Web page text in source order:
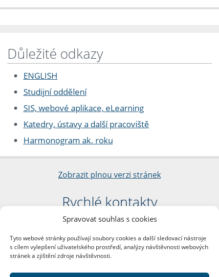
Spravovat souhlas s cookies
Tyto webové stránky používají soubory cookies a další sledovací nástroje
s cílem vylepšení uživatelského prostředí, analýzy návštěvnosti webových
stránek a zjištění zdroje návštěvnosti.
Důležité odkazy
ENGLISH
Studijní oddělení
SIS, webové aplikace, eLearning
Katedry, ústavy a další pracoviště
Harmonogram ak. roku
Zobrazit plnou verzi stránek
Rychlé kontakty
Filozofická fakulta
nám. Jana Palacha 1/2
116 38 Praha 1
DIČ: CZ00216208